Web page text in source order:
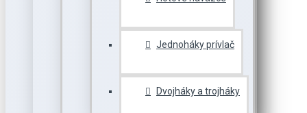
Jednoháky prívlač
Dvojháky a trojháky